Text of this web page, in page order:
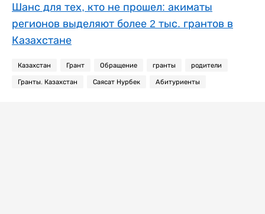
Шанс для тех, кто не прошел: акиматы
регионов выделяют более 2 тыс. грантов в
Казахстане
Казахстан Грант Обращение гранты родители
Гранты. Казахстан Саясат Нурбек Абитуриенты